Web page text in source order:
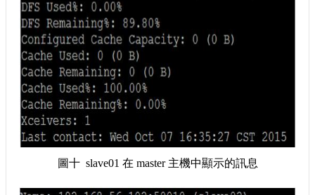
圖十 slave01 在 master 主機中顯示的訊息